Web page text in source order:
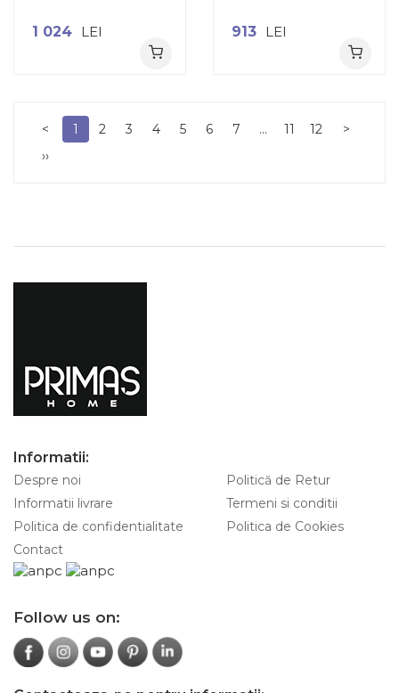
1 024 LEI 913 LEI
< 1 2 3 4 5 6 7 ... 11 12
>
››
Informatii:
Despre noi
Politică de Retur
Informatii livrare
Termeni si conditii
Politica de confidentialitate
Politica de Cookies
Contact
Follow us on: